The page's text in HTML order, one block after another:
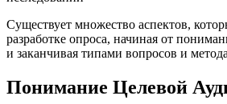
Существует множество аспектов,
разработке опроса, начиная от
и заканчивая типами вопросов и
Понимание Целевой